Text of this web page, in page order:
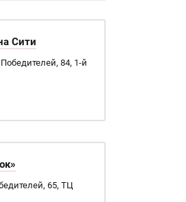
Сити
84, 1-й
65, ТЦ